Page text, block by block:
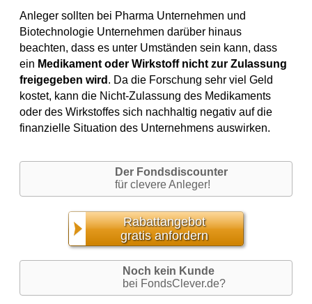
Anleger sollten bei Pharma Unternehmen und
Biotechnologie Unternehmen darüber hinaus
beachten, dass es unter Umständen sein kann, dass
ein Medikament oder Wirkstoff nicht zur Zulassung
freigegeben wird . Da die Forschung sehr viel Geld
kostet, kann die Nicht-Zulassung des Medikaments
oder des Wirkstoffes sich nachhaltig negativ auf die
finanzielle Situation des Unternehmens auswirken.
Der Fondsdiscounter
für clevere Anleger!
Rabattangebot
gratis anfordern
Noch kein Kunde
bei FondsClever.de?